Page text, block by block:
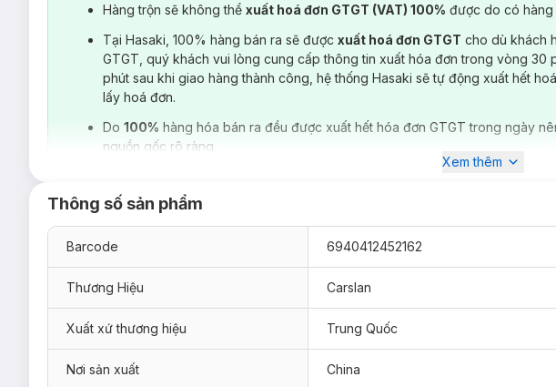
Hàng trộn sẽ không thể xuất hoá đơn GTGT (VAT) 100% được do có
Tại Hasaki, 100% hàng bán ra sẽ được xuất hoá đơn GTGT cho dù khách
GTGT, quý khách vui lòng cung cấp thông tin xuất hóa đơn trong vòng 30
phút sau khi giao hàng thành công, hệ thống Hasaki sẽ tự động xuất hết
lấy hoá đơn.
Do 100% hàng hóa bán ra đều được xuất hết hóa đơn GTGT trong ngày
nguồn gốc rõ ràng.
Xem thêm
Thông số sản phẩm
Barcode 6940412452162
Thương Hiệu Carslan
Xuất xứ thương hiệu Trung Quốc
Nơi sản xuất China